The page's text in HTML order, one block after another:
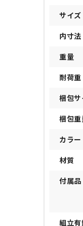
サイズ
内寸法
重量
耐荷重
梱包
梱包重
カラー
材質
付属品
組立有